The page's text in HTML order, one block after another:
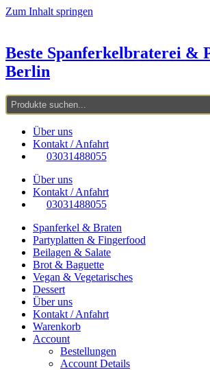
Zum Inhalt springen
Beste Spanferkelbraterei &
Berlin
Über uns
Kontakt / Anfahrt
03031488055
Über uns
Kontakt / Anfahrt
03031488055
Spanferkel & Braten
Partyplatten & Fingerfood
Beilagen & Salate
Brot & Baguette
Vegan & Vegetarisches
Dessert
Über uns
Kontakt / Anfahrt
Warenkorb
Account
Bestellungen
Account Details